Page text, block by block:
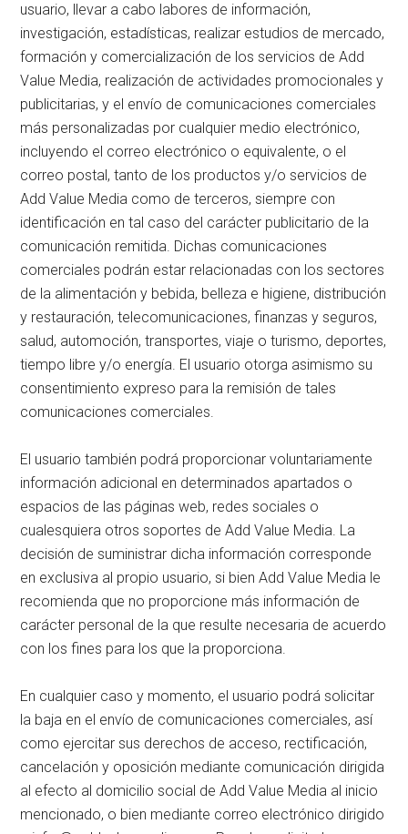
usuario, llevar a cabo labores de información,
investigación, estadísticas, realizar estudios de mercado,
formación y comercialización de los servicios de Add
Value Media, realización de actividades promocionales y
publicitarias, y el envío de comunicaciones comerciales
más personalizadas por cualquier medio electrónico,
incluyendo el correo electrónico o equivalente, o el
correo postal, tanto de los productos y/o servicios de
Add Value Media como de terceros, siempre con
identificación en tal caso del carácter publicitario de la
comunicación remitida. Dichas comunicaciones
comerciales podrán estar relacionadas con los sectores
de la alimentación y bebida, belleza e higiene, distribución
y restauración, telecomunicaciones, finanzas y seguros,
salud, automoción, transportes, viaje o turismo, deportes,
tiempo libre y/o energía. El usuario otorga asimismo su
consentimiento expreso para la remisión de tales
comunicaciones comerciales.
El usuario también podrá proporcionar voluntariamente
información adicional en determinados apartados o
espacios de las páginas web, redes sociales o
cualesquiera otros soportes de Add Value Media. La
decisión de suministrar dicha información corresponde
en exclusiva al propio usuario, si bien Add Value Media le
recomienda que no proporcione más información de
carácter personal de la que resulte necesaria de acuerdo
con los fines para los que la proporciona.
En cualquier caso y momento, el usuario podrá solicitar
la baja en el envío de comunicaciones comerciales, así
como ejercitar sus derechos de acceso, rectificación,
cancelación y oposición mediante comunicación dirigida
al efecto al domicilio social de Add Value Media al inicio
mencionado, o bien mediante correo electrónico dirigido